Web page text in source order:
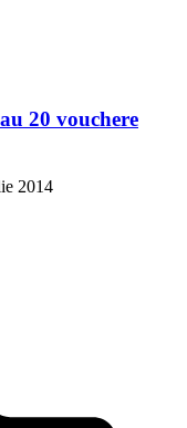
20 vouchere
2014